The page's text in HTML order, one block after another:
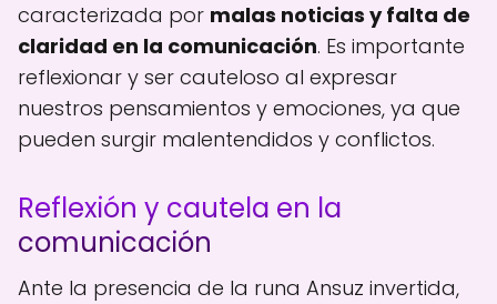
caracterizada por malas noticias y falta de
claridad en la comunicación. Es importante
reflexionar y ser cauteloso al expresar
nuestros pensamientos y emociones, ya que
pueden surgir malentendidos y conflictos.
Reflexión y cautela en la
comunicación
Ante la presencia de la runa Ansuz invertida,